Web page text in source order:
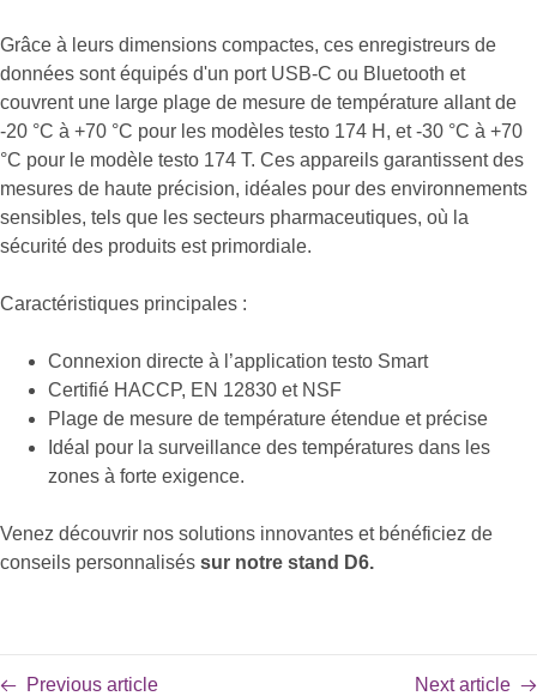
Grâce à leurs dimensions compactes, ces enregistreurs de
données sont équipés d'un port USB-C ou Bluetooth et
couvrent une large plage de mesure de température allant de
-20 °C à +70 °C pour les modèles testo 174 H, et -30 °C à +70
°C pour le modèle testo 174 T. Ces appareils garantissent des
mesures de haute précision, idéales pour des environnements
sensibles, tels que les secteurs pharmaceutiques, où la
sécurité des produits est primordiale.
Caractéristiques principales :
Connexion directe à l’application testo Smart
Certifié HACCP, EN 12830 et NSF
Plage de mesure de température étendue et précise
Idéal pour la surveillance des températures dans les
zones à forte exigence.
Venez découvrir nos solutions innovantes et bénéficiez de
conseils personnalisés sur notre stand D6.
Previous article Next article